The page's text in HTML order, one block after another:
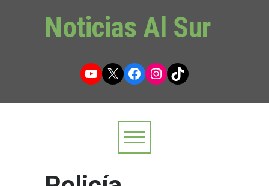
Noticias Al Sur
YouTube
X Facebook
Instagram
TikTok